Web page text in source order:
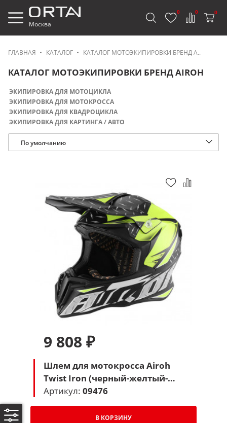
Москва
0 0 0
ГЛАВНАЯ КАТАЛОГ КАТАЛОГ МОТОЭКИПИРОВКИ БРЕНД A..
КАТАЛОГ МОТОЭКИПИРОВКИ БРЕНД AIROH
ЭКИПИРОВКА ДЛЯ МОТОЦИКЛА
ЭКИПИРОВКА ДЛЯ МОТОКРОССА
ЭКИПИРОВКА ДЛЯ КВАДРОЦИКЛА
ЭКИПИРОВКА ДЛЯ КАРТИНГА / АВТО
По умолчанию
9 808 ₽
Шлем для мотокросса Airoh
Twist Iron (черный-желтый-
серый)
Артикул: 09476
В КОРЗИНУ